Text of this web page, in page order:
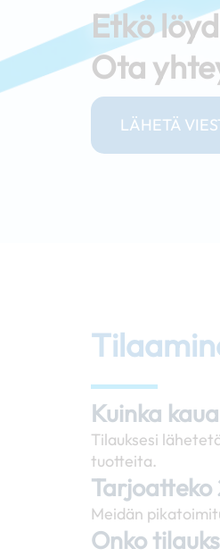
Etkö
Ota
LÄHETÄ
Kuinka
Tilauksesi
tuotteita.
Meidän
Onko